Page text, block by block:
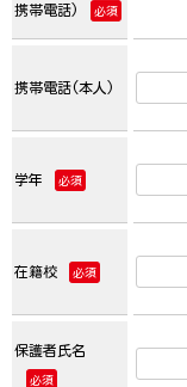
携帯電話)
必須
携帯電話(本人)
学年 必須
在籍校 必須
保護者氏名
必須